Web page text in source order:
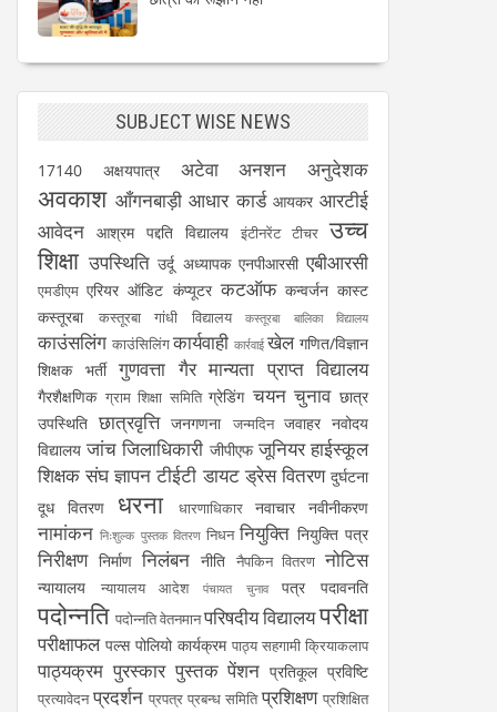
SUBJECT WISE NEWS
17140 अक्षयपात्र अटेवा अनशन अनुदेशक
अवकाश आँगनबाड़ी आधार कार्ड आयकर आरटीई
आवेदन आश्रम पद्दति विद्यालय इंटीनरेंट टीचर उच्च
शिक्षा उपस्थिति उर्दू अध्यापक एनपीआरसी एबीआरसी
एमडीएम एरियर ऑडिट कंप्यूटर कटऑफ कन्वर्जन कास्ट
कस्तूरबा
कस्तूरबा गांधी विद्यालय कस्तूरबा बालिका विद्यालय
काउंसलिंग काउंसिलिंग कार्यवाही कार्रवाई खेल गणित/विज्ञान
शिक्षक भर्ती
गुणवत्ता गैर मान्यता प्राप्त विद्यालय
गैरशैक्षणिक ग्राम शिक्षा समिति ग्रेडिंग चयन चुनाव छात्र
उपस्थिति छात्रवृत्ति जनगणना जन्मदिन जवाहर नवोदय
विद्यालय जांच जिलाधिकारी जीपीएफ जूनियर हाईस्कूल
शिक्षक संघ ज्ञापन टीईटी डायट ड्रेस वितरण दुर्घटना
दूध वितरण
धरना धारणाधिकार नवाचार नवीनीकरण
नामांकन निःशुल्क पुस्तक वितरण निधन नियुक्ति नियुक्ति पत्र
निरीक्षण निर्माण निलंबन नीति नैपकिन वितरण नोटिस
न्यायालय न्यायालय आदेश पंचायत चुनाव पत्र पदावनति
पदोन्नति पदोन्नति वेतनमानपरिषदीय विद्यालयपरीक्षा
परीक्षाफल पल्स पोलियो कार्यक्रम पाठ्य सहगामी क्रियाकलाप
पाठ्यक्रम पुरस्कार पुस्तक पेंशन प्रतिकूल प्रविष्टि
प्रत्यावेदन प्रदर्शन प्रपत्र प्रबन्ध समिति प्रशिक्षण प्रशिक्षित